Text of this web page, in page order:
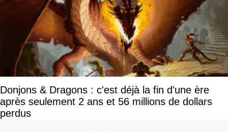
Donjons & Dragons : c'est déjà la fin d'une ère
après seulement 2 ans et 56 millions de dollars
perdus